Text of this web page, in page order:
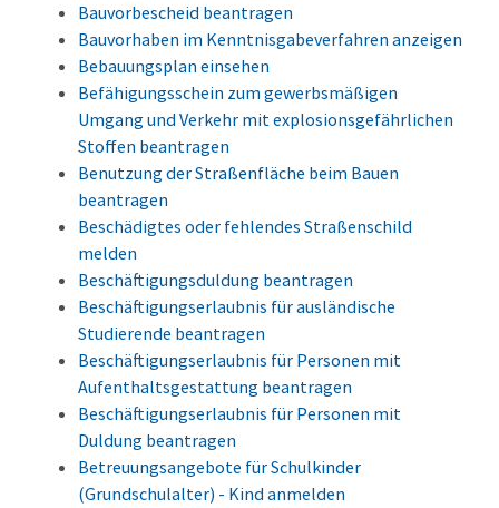
Bauvorbescheid beantragen
Bauvorhaben im Kenntnisgabeverfahren anzeigen
Bebauungsplan einsehen
Befähigungsschein zum gewerbsmäßigen
Umgang und Verkehr mit explosionsgefährlichen
Stoffen beantragen
Benutzung der Straßenfläche beim Bauen
beantragen
Beschädigtes oder fehlendes Straßenschild
melden
Beschäftigungsduldung beantragen
Beschäftigungserlaubnis für ausländische
Studierende beantragen
Beschäftigungserlaubnis für Personen mit
Aufenthaltsgestattung beantragen
Beschäftigungserlaubnis für Personen mit
Duldung beantragen
Betreuungsangebote für Schulkinder
(Grundschulalter) - Kind anmelden